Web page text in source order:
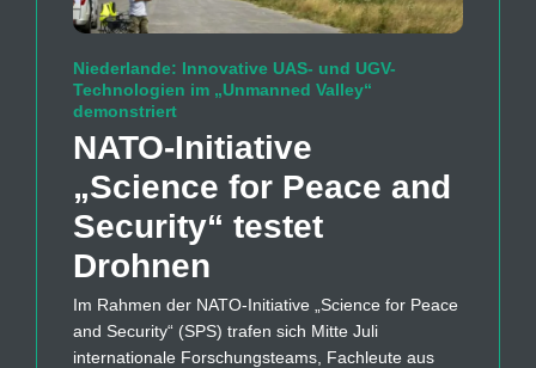
Niederlande: Innovative UAS- und UGV-
Technologien im „Unmanned Valley“
demonstriert
NATO-Initiative
„Science for Peace and
Security“ testet
Drohnen
Im Rahmen der NATO-Initiative „Science for Peace
and Security“ (SPS) trafen sich Mitte Juli
internationale Forschungsteams, Fachleute aus